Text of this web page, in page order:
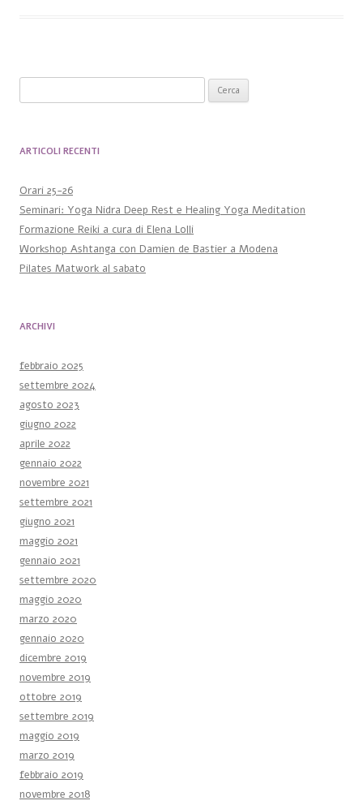
ARTICOLI RECENTI
Orari 25-26
Seminari: Yoga Nidra Deep Rest e Healing Yoga Meditation
Formazione Reiki a cura di Elena Lolli
Workshop Ashtanga con Damien de Bastier a Modena
Pilates Matwork al sabato
ARCHIVI
febbraio 2025
settembre 2024
agosto 2023
giugno 2022
aprile 2022
gennaio 2022
novembre 2021
settembre 2021
giugno 2021
maggio 2021
gennaio 2021
settembre 2020
maggio 2020
marzo 2020
gennaio 2020
dicembre 2019
novembre 2019
ottobre 2019
settembre 2019
maggio 2019
marzo 2019
febbraio 2019
novembre 2018